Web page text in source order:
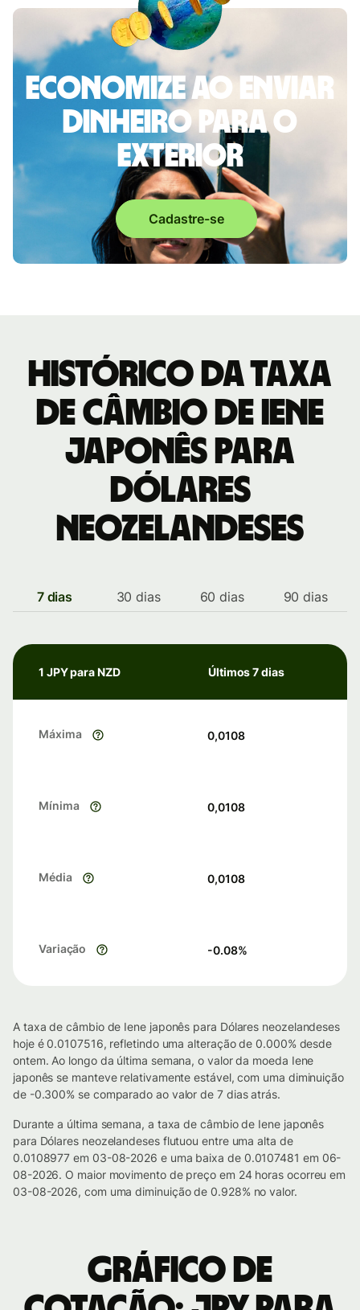
Economize ao enviar
dinheiro para o
exterior
Cadastre-se
Histórico da taxa
de câmbio de Iene
japonês para
Dólares
neozelandeses
7 dias 30 dias 60 dias 90 dias
1 JPY para NZD Últimos 7 dias
Máxima 0,0108
Mínima 0,0108
Média 0,0108
Variação -0.08%
A taxa de câmbio de Iene japonês para Dólares neozelandeses
hoje é 0.0107516, refletindo uma alteração de 0.000% desde
ontem. Ao longo da última semana, o valor da moeda Iene
japonês se manteve relativamente estável, com uma diminuição
de -0.300% se comparado ao valor de 7 dias atrás.
Durante a última semana, a taxa de câmbio de Iene japonês
para Dólares neozelandeses flutuou entre uma alta de
0.0108977 em 03-08-2026 e uma baixa de 0.0107481 em 06-
08-2026. O maior movimento de preço em 24 horas ocorreu em
03-08-2026, com uma diminuição de 0.928% no valor.
Gráfico de